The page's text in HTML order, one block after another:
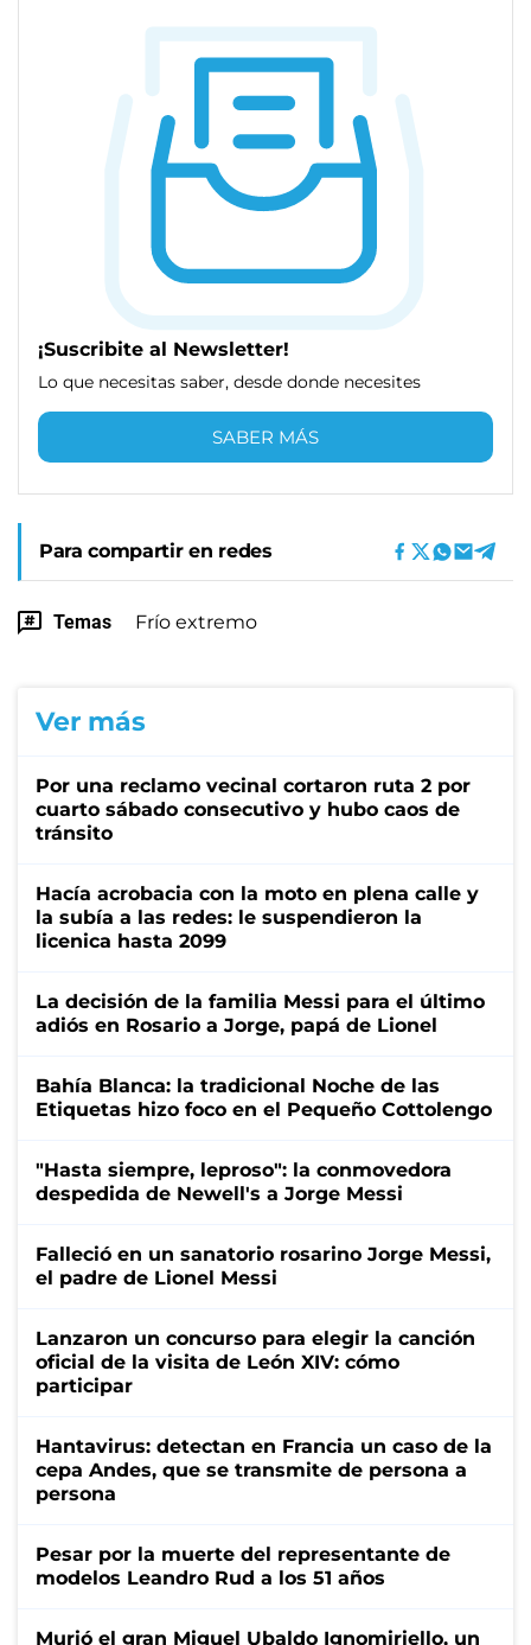
¡Suscribite al Newsletter!
Lo que necesitas saber, desde donde necesites
SABER MÁS
Para compartir en redes
Temas Frío extremo
Ver más
Por una reclamo vecinal cortaron ruta 2 por
cuarto sábado consecutivo y hubo caos de
tránsito
Hacía acrobacia con la moto en plena calle y
la subía a las redes: le suspendieron la
licenica hasta 2099
La decisión de la familia Messi para el último
adiós en Rosario a Jorge, papá de Lionel
Bahía Blanca: la tradicional Noche de las
Etiquetas hizo foco en el Pequeño Cottolengo
"Hasta siempre, leproso": la conmovedora
despedida de Newell's a Jorge Messi
Falleció en un sanatorio rosarino Jorge Messi,
el padre de Lionel Messi
Lanzaron un concurso para elegir la canción
oficial de la visita de León XIV: cómo
participar
Hantavirus: detectan en Francia un caso de la
cepa Andes, que se transmite de persona a
persona
Pesar por la muerte del representante de
modelos Leandro Rud a los 51 años
Murió el gran Miguel Ubaldo Ignomiriello, un